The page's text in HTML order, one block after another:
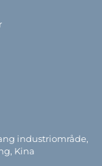
industriområde,
Kina